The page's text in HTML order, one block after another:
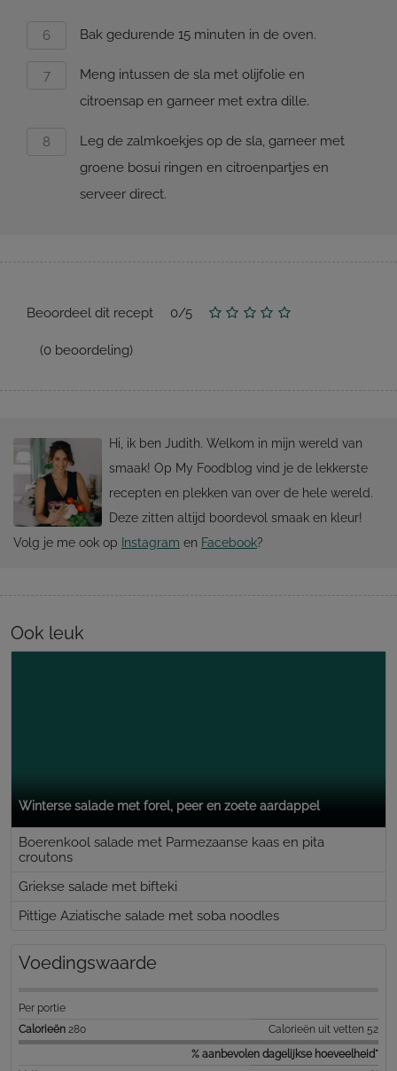
Bak gedurende 15 minuten in de oven.
Meng intussen de sla met olijfolie en
citroensap en garneer met extra dille.
Leg de zalmkoekjes op de sla, garneer met
groene bosui ringen en citroenpartjes en
serveer direct.
Beoordeel dit recept 0/5
(0 beoordeling)
Hi, ik ben Judith. Welkom in mijn wereld van
smaak! Op My Foodblog vind je de lekkerste
recepten en plekken van over de hele wereld.
Deze zitten altijd boordevol smaak en kleur!
Volg je me ook op Instagram en Facebook?
Ook leuk
Winterse salade met forel, peer en zoete aardappel
Boerenkool salade met Parmezaanse kaas en pita
croutons
Griekse salade met bifteki
Pittige Aziatische salade met soba noodles
Voedingswaarde
Per portie
Calorieën 280
Calorieën uit vetten 52
% aanbevolen dagelijkse hoeveelheid*